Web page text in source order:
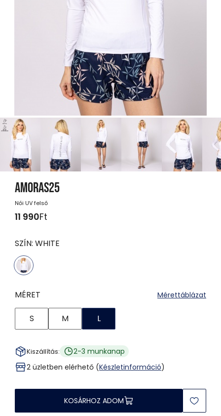
AMORAS25
Női UV felső
11 990Ft
SZÍN: WHITE
MÉRET Mérettáblázat
S M L
Kiszállítás:
2-3 munkanap
2 üzletben elérhető (Készletinformáció)
KOSÁRHOZ ADOM